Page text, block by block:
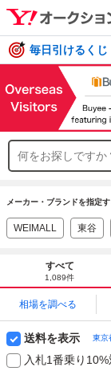
毎日引けるく
メーカー・ブランドを指定す
WEIMALL 東谷
すべて
1,089件
相場を調べる
送料を表示 東京
入札1番乗り10%